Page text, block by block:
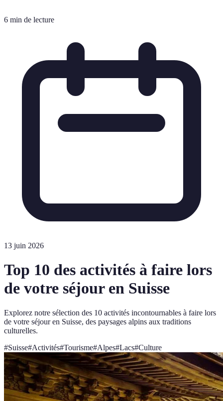
6 min de lecture
13 juin 2026
Top 10 des activités à faire lors
de votre séjour en Suisse
Explorez notre sélection des 10 activités incontournables à faire lors
de votre séjour en Suisse, des paysages alpins aux traditions
culturelles.
#Suisse#Activités#Tourisme#Alpes#Lacs#Culture